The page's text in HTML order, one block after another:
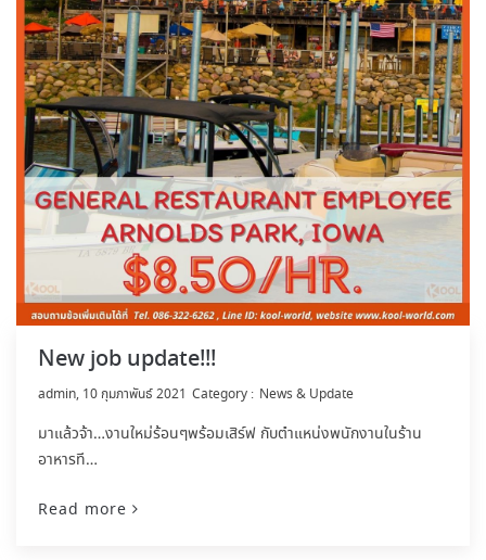
New job update!!!
by
admin 10 กุมภาพันธ์ 2021 News & Update
มาแล้วจ้า…งานใหม่ร้อนๆพร้อมเสิร์ฟ กับตำแหน่งพนักงานในร้าน
อาหารที…
Read more